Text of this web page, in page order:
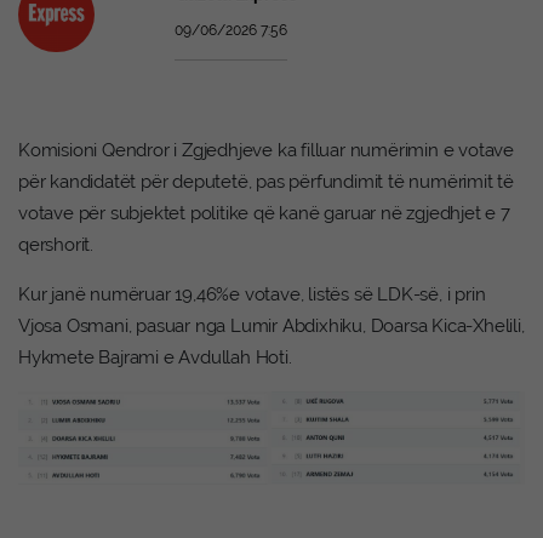
09/06/2026 7:56
Komisioni Qendror i Zgjedhjeve ka filluar numërimin e votave
për kandidatët për deputetë, pas përfundimit të numërimit të
votave për subjektet politike që kanë garuar në zgjedhjet e 7
qershorit.
Kur janë numëruar 19,46%e votave, listës së LDK-së, i prin
Vjosa Osmani, pasuar nga Lumir Abdixhiku, Doarsa Kica-Xhelili,
Hykmete Bajrami e Avdullah Hoti.